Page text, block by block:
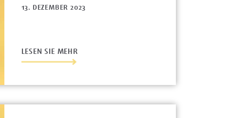
13. DEZEMBER 2023
LESEN SIE MEHR